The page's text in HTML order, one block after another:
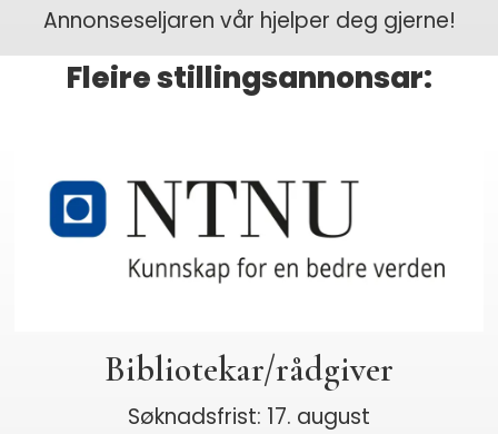
Annonseseljaren vår hjelper deg gjerne!
Fleire stillingsannonsar:
Bibliotekar/rådgiver
Søknadsfrist: 17. august